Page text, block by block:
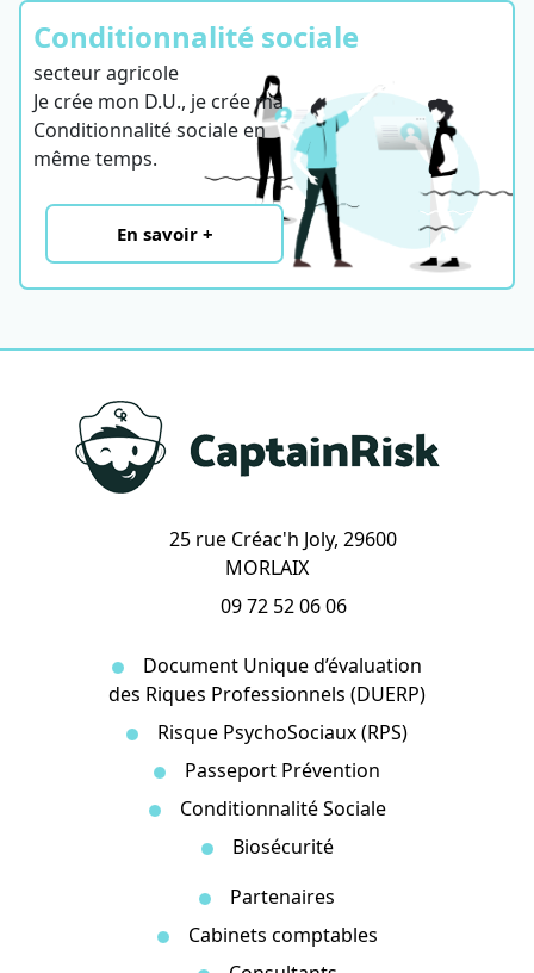
Conditionnalité sociale
secteur agricole
Je crée mon D.U., je crée ma
Conditionnalité sociale en
même temps.
En savoir +
25 rue Créac'h Joly, 29600
MORLAIX
09 72 52 06 06
Document Unique d’évaluation
des Riques Professionnels (DUERP)
Risque PsychoSociaux (RPS)
Passeport Prévention
Conditionnalité Sociale
Biosécurité
Partenaires
Cabinets comptables